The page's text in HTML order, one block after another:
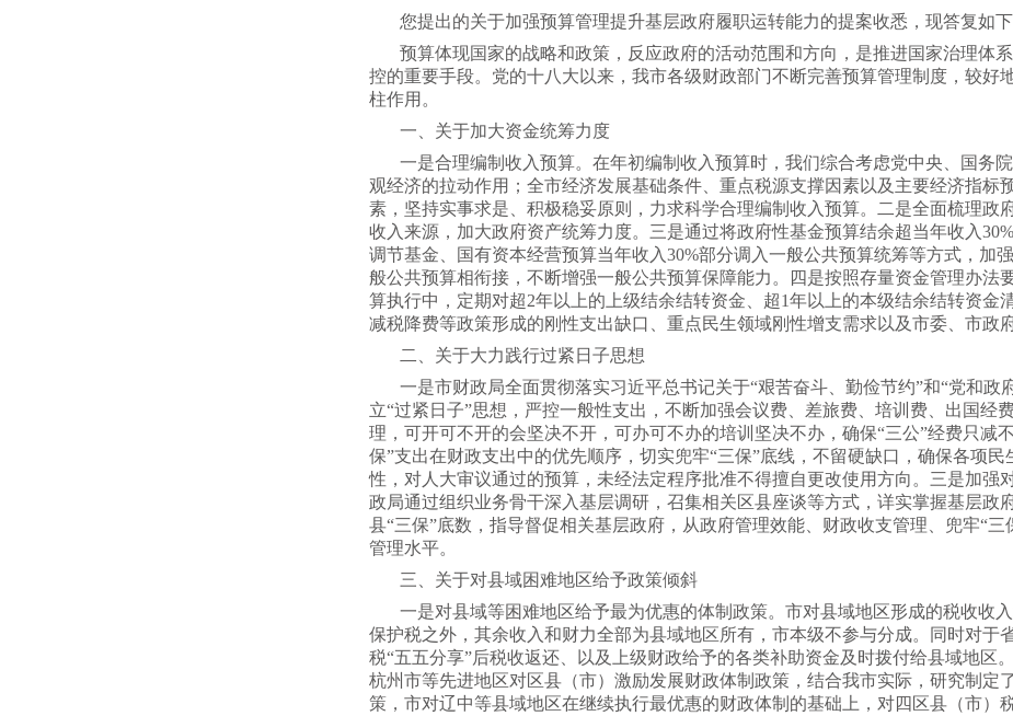
您提出的关于加强预算管理提升基层政府履职运转能力的提案收悉，现答复如
预算体现国家的战略和政策，反应政府的活动范围和方向，是推进国家治理体
控的重要手段。党的十八大以来，我市各级财政部门不断完善预算管理制度，较好
柱作用。
一、关于加大资金统筹力度
一是合理编制收入预算。在年初编制收入预算时，我们综合考虑党中央、国务
观经济的拉动作用；全市经济发展基础条件、重点税源支撑因素以及主要经济指标
素，坚持实事求是、积极稳妥原则，力求科学合理编制收入预算。二是全面梳理政
收入来源，加大政府资产统筹力度。三是通过将政府性基金预算结余超当年收入
调节基金、国有资本经营预算当年收入30%部分调入一般公共预算统筹等方式，加
般公共预算相衔接，不断增强一般公共预算保障能力。四是按照存量资金管理办法
算执行中，定期对超2年以上的上级结余结转资金、超1年以上的本级结余结转资金
减税降费等政策形成的刚性支出缺口、重点民生领域刚性增支需求以及市委、市政
二、关于大力践行过紧日子思想
一是市财政局全面贯彻落实习近平总书记关于“艰苦奋斗、勤俭节约”和“党和政
立“过紧日子”思想，严控一般性支出，不断加强会议费、差旅费、培训费、出国经
理，可开可不开的会坚决不开，可办可不办的培训坚决不办，确保“三公”经费只减
保”支出在财政支出中的优先顺序，切实兜牢“三保”底线，不留硬缺口，确保各项
性，对人大审议通过的预算，未经法定程序批准不得擅自更改使用方向。三是加强
政局通过组织业务骨干深入基层调研，召集相关区县座谈等方式，详实掌握基层政
县“三保”底数，指导督促相关基层政府，从政府管理效能、财政收支管理、兜牢“
管理水平。
三、关于对县域困难地区给予政策倾斜
一是对县域等困难地区给予最为优惠的体制政策。市对县域地区形成的税收收
保护税之外，其余收入和财力全部为县域地区所有，市本级不参与分成。同时对于
税“五五分享”后税收返还、以及上级财政给予的各类补助资金及时拨付给县域地区
杭州市等先进地区对区县（市）激励发展财政体制政策，结合我市实际，研究制定
策，市对辽中等县域地区在继续执行最优惠的财政体制的基础上，对四区县（市）